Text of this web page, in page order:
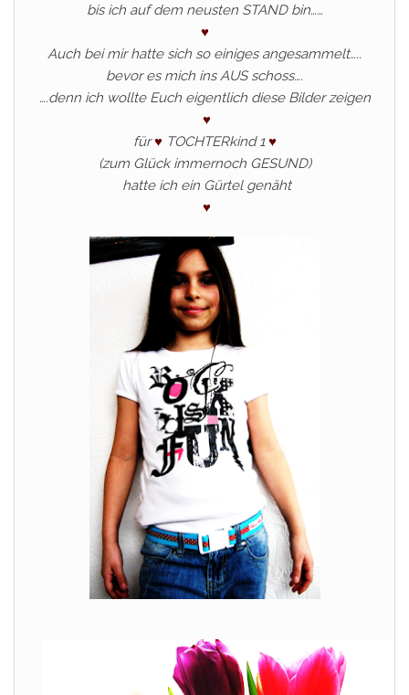
bis ich auf dem neusten STAND bin……
♥
Auch bei mir hatte sich so einiges angesammelt…..
bevor es mich ins AUS schoss….
….denn ich wollte Euch eigentlich diese Bilder zeigen
♥
für ♥ TOCHTERkind 1 ♥
(zum Glück immernoch GESUND)
hatte ich ein Gürtel genäht
♥